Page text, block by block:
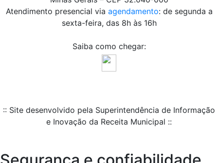
Atendimento presencial via agendamento: de segunda a
sexta-feira, das 8h às 16h
Saiba como chegar:
:: Site desenvolvido pela Superintendência de Informação
e Inovação da Receita Municipal ::